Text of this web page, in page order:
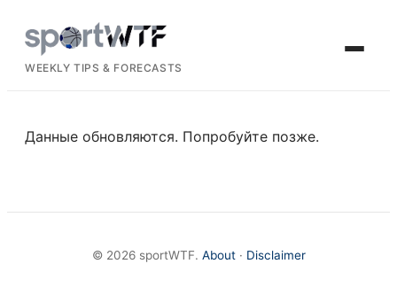
WEEKLY TIPS & FORECASTS
Данные обновляются. Попробуйте позже.
© 2026 sportWTF. About· Disclaimer